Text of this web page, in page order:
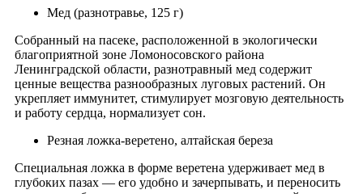
Мед (разнотравье, 125 г)
Собранный на пасеке, расположенной в экологически
благоприятной зоне Ломоносовского района
Ленинградской области, разнотравный мед содержит
ценные вещества разнообразных луговых растений. Он
укрепляет иммунитет, стимулирует мозговую деятельность
и работу сердца, нормализует сон.
Резная ложка-веретено, алтайская береза
Специальная ложка в форме веретена удерживает мед в
глубоких пазах — его удобно и зачерпывать, и переносить